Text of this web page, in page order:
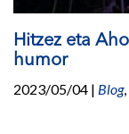
Hitzez eta
humor
2023/05/04 | Blog,